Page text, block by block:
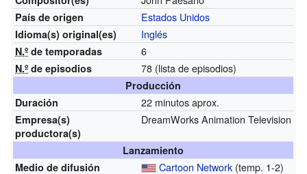
País de origen Estados Unidos
Idioma(s) original(es) Inglés
N.º de temporadas 6
N.º de episodios 78 (lista de episodios)
Producción
Duración
22 minutos aprox.
Empresa(s)
productora(s)
DreamWorks Animation Television
Lanzamiento
Medio de difusión
Cartoon Network (temp. 1-2)